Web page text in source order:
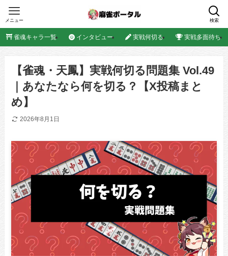
検索
メニュー
雀魂キャラ一覧 インタビュー 実戦何切る 実戦多面待ち
【雀魂・天鳳】実戦何切る問題集 Vol.49
｜あなたなら何を切る？【X投稿まと
め】
2026年8月1日